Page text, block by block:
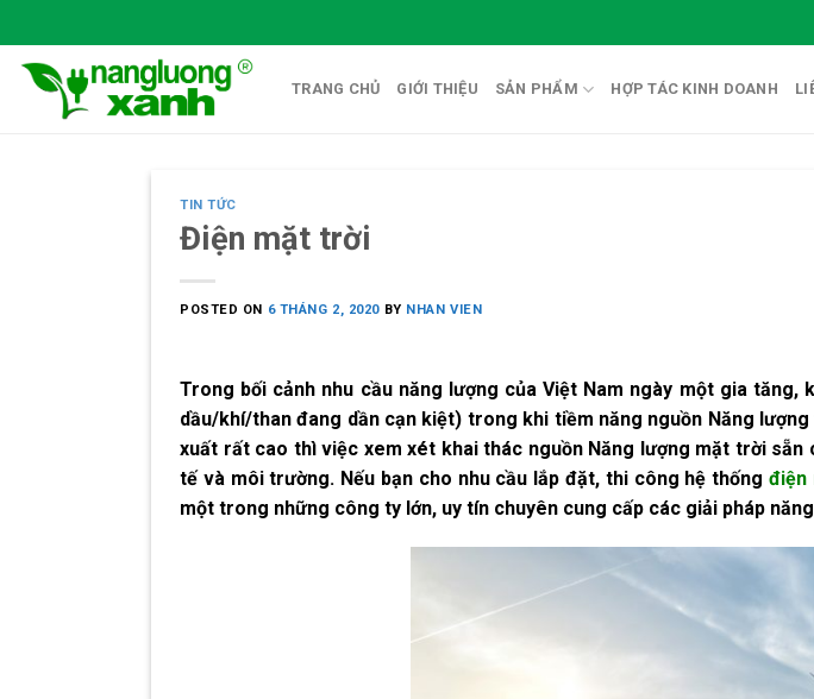
to
content
TRANG CHỦ GIỚI THIỆU SẢN PHẨM HỢP TÁC KINH DOANH
TIN TỨC
Điện mặt trời
POSTED ON 6 THÁNG 2, 2020 BY NHAN VIEN
Trong bối cảnh nhu cầu năng lượng của Việt Nam ngày một gia
dầu/khí/than đang dần cạn kiệt) trong khi tiềm năng nguồn Năng
xuất rất cao thì việc xem xét khai thác nguồn Năng lượng mặt trời
tế và môi trường. Nếu bạn cho nhu cầu lắp đặt, thi công hệ thốngđiện
một trong những công ty lớn, uy tín chuyên cung cấp các giải pháp